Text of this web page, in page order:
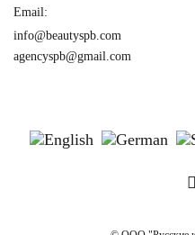
Email:
info@beautyspb.com
agencyspb@gmail.com